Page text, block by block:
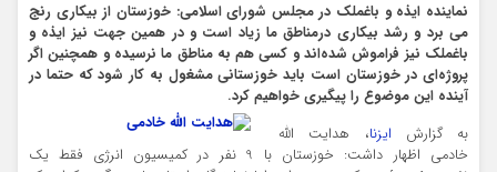
نماینده ایذه و باغملک در مجلس شورای اسلامی: خوزستان از بیکاری رنج
می برد و رشد بیکاری درمناطق ما زیاد است و در همین جهت نیز ایذه و
باغملک نیز فراموش شده‌اند و کسی هم به مناطق ما نرسیده و همچنین اگر
پروژه‌ای در خوزستان است باید خوزستانی مشغول به کار شود که حتما در
آینده این موضوع را پیگیری خواهیم کرد.
به گزارش ایزنا، هدایت الله
خادمی اظهار داشت: خوزستان با 9 نفر در کمیسیون انرژی فقط یک